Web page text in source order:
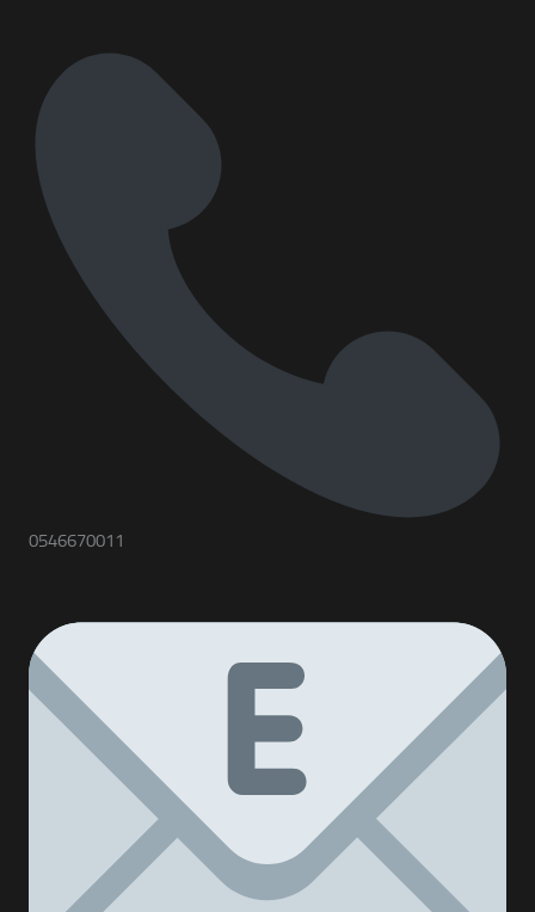
0546670011